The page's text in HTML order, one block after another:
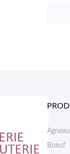
Agneau
Boeuf